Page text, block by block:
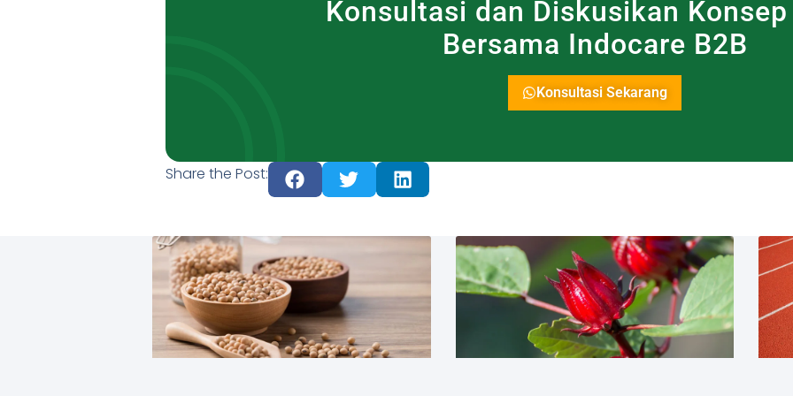
Konsultasi dan Diskusikan
Bersama Indocare B2B
Konsultasi Sekarang
Share the Post: